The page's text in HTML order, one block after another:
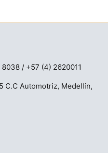
8038 / +57 (4) 2620011
C.C Automotriz, Medellín,